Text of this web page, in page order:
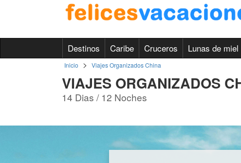
Destinos Caribe Cruceros Lunas de miel
Inicio > Viajes Organizados China
VIAJES ORGANIZADOS
14 Dias / 12 Noches